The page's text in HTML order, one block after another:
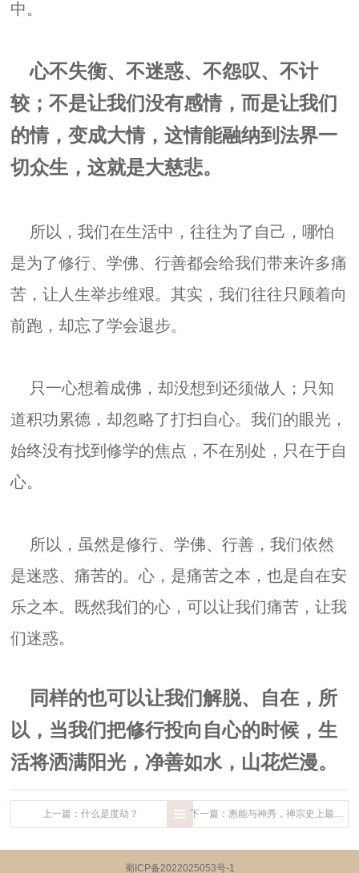
中。
心不失衡、不迷惑、不怨叹、不计
较；不是让我们没有感情，而是让我们
的情，变成大情，这情能融纳到法界一
切众生，这就是大慈悲。
所以，我们在生活中，往往为了自己，哪怕
是为了修行、学佛、行善都会给我们带来许多痛
苦，让人生举步维艰。其实，我们往往只顾着向
前跑，却忘了学会退步。
只一心想着成佛，却没想到还须做人；只知
道积功累德，却忽略了打扫自心。我们的眼光，
始终没有找到修学的焦点，不在别处，只在于自
心。
所以，虽然是修行、学佛、行善，我们依然
是迷惑、痛苦的。心，是痛苦之本，也是自在安
乐之本。既然我们的心，可以让我们痛苦，让我
们迷惑。
同样的也可以让我们解脱、自在，所
以，当我们把修行投向自心的时候，生
活将洒满阳光，净善如水，山花烂漫。
上一篇：什么是度劫？
蜀ICP备2022025053号-1